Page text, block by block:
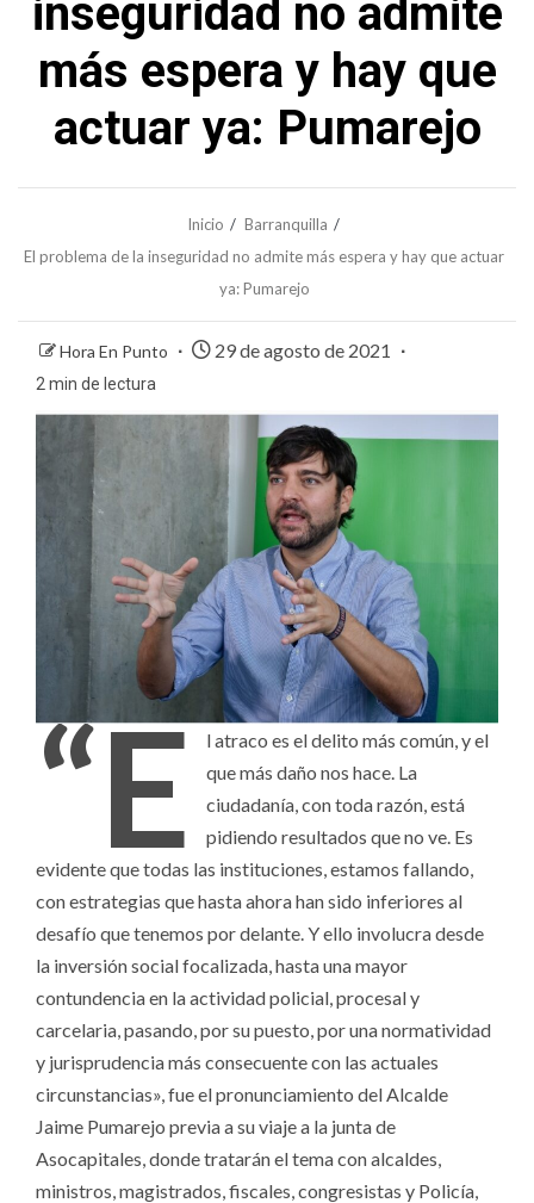
inseguridad no admite
más espera y hay que
actuar ya: Pumarejo
Inicio
Barranquilla
El problema de la inseguridad no admite más espera y hay que actuar
ya: Pumarejo
Hora En Punto 29 de agosto de 2021
2 min de lectura
“E
l atraco es el delito más común, y el
que más daño nos hace. La
ciudadanía, con toda razón, está
pidiendo resultados que no ve. Es
evidente que todas las instituciones, estamos fallando,
con estrategias que hasta ahora han sido inferiores al
desafío que tenemos por delante. Y ello involucra desde
la inversión social focalizada, hasta una mayor
contundencia en la actividad policial, procesal y
carcelaria, pasando, por su puesto, por una normatividad
y jurisprudencia más consecuente con las actuales
circunstancias», fue el pronunciamiento del Alcalde
Jaime Pumarejo previa a su viaje a la junta de
Asocapitales, donde tratarán el tema con alcaldes,
ministros, magistrados, fiscales, congresistas y Policía,